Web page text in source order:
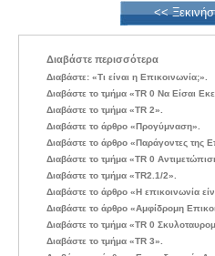
<<
Διαβάστε περισσότερα
Διαβάστε: «Τι είναι η Επικοινωνία;».
Διαβάστε το τμήμα «TR 0 Να Είσαι
Διαβάστε το τμήμα «TR 2».
Διαβάστε το άρθρο «Προγύμναση».
Διαβάστε το άρθρο «Παράγοντες της
Διαβάστε το τμήμα «TR 0
Διαβάστε το τμήμα «TR2.1/2».
Διαβάστε το άρθρο «Η επικοινωνία
Διαβάστε το άρθρο «Αμφίδρομη
Διαβάστε το τμήμα «TR 0
Διαβάστε το τμήμα «TR 3».